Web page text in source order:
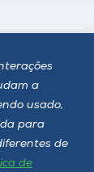
a
usado,
para
de
de